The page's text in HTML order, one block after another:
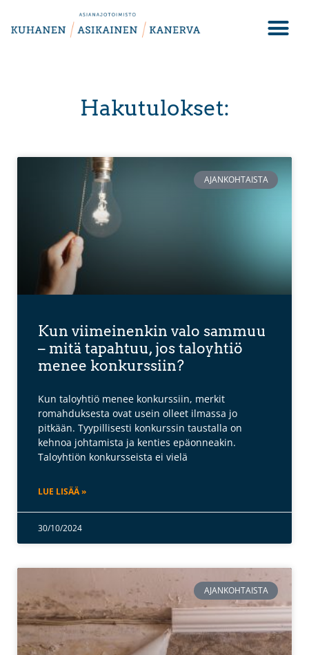
Hakutulokset:
AJANKOHTAISTA
Kun viimeinenkin valo sammuu
– mitä tapahtuu, jos taloyhtiö
menee konkurssiin?
Kun taloyhtiö menee konkurssiin, merkit
romahduksesta ovat usein olleet ilmassa jo
pitkään. Tyypillisesti konkurssin taustalla on
kehnoa johtamista ja kenties epäonneakin.
Taloyhtiön konkursseista ei vielä
LUE LISÄÄ »
30/10/2024
AJANKOHTAISTA